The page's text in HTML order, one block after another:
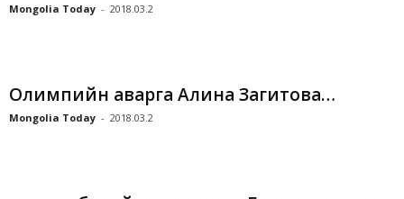
Mongolia Today - 2018.03.2
Олимпийн аварга Алина Загитова…
Mongolia Today - 2018.03.2